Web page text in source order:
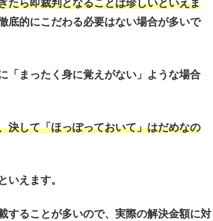
たら即裁判となることは珍しいといえま
底的にこだわる必要はない場合が多いで
「まったく身に覚えがない」ような場合
決して「ほっぽっておいて」はだめなの
いえます。
することが多いので、実際の解決金額に対